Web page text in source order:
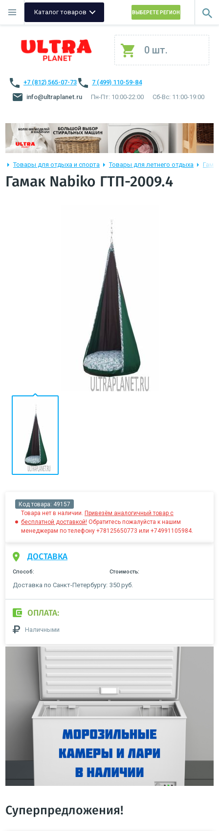
Каталог товаров ВЫБЕРЕТЕ РЕГИОН
0 шт.
+7 (812) 565-07-73
7 (499) 110-59-84
info@ultraplanet.ru
Пн-Пт: 10:00-22:00 Сб-Вс: 11:00-19:00
Товары для отдыха и спорта Товары для летнего отдыха
Гамак Nabiko ГТП-2009.4
Код товара: 49157
Товара нет в наличии. Привезём аналогичный товар с
бесплатной доставкой! Обратитесь пожалуйста к нашим
менеджерам по телефону +78125650773 или +74991105984.
ДОСТАВКА
Способ: Стоимость:
Доставка по Санкт-Петербургу: 350 руб.
ОПЛАТА:
Наличными
Суперпредложения!